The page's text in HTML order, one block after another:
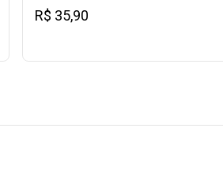
cheddar, chimichurri artesanal, bacon
e maionese.
R$ 35,90